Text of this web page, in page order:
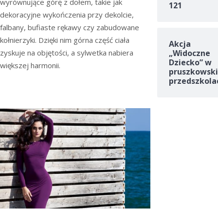
wyrównujące górę z dołem, takie jak
dekoracyjne wykończenia przy dekolcie,
falbany, bufiaste rękawy czy zabudowane
kołnierzyki. Dzięki nim górna część ciała
zyskuje na objętości, a sylwetka nabiera
większej harmonii.
121
Akcja
„Widoczne
Dziecko” w